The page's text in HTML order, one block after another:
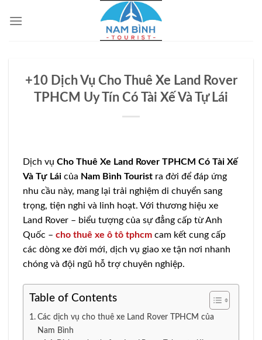
qua
+10 Dịch Vụ Cho Thuê Xe Land Rover
TPHCM Uy Tín Có Tài Xế Và Tự Lái
Dịch vụ Cho Thuê Xe Land Rover TPHCM Có Tài Xế
Và Tự Lái của Nam Bình Tourist ra đời để đáp ứng
nhu cầu này, mang lại trải nghiệm di chuyển sang
trọng, tiện nghi và linh hoạt. Với thương hiệu xe
Land Rover – biểu tượng của sự đẳng cấp từ Anh
Quốc – cho thuê xe ô tô tphcm cam kết cung cấp
các dòng xe đời mới, dịch vụ giao xe tận nơi nhanh
chóng và đội ngũ hỗ trợ chuyên nghiệp.
Table of Contents
Các dịch vụ cho thuê xe Land Rover TPHCM của
Nam Bình